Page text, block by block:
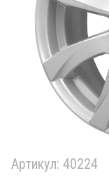
Артикул: 40224